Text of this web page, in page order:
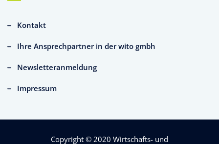
Kontakt
Ihre Ansprechpartner in der wito gmbh
Newsletteranmeldung
Impressum
Copyright © 2020 Wirtschafts- und